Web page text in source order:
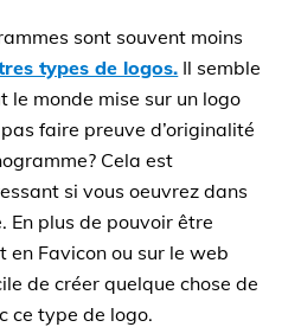
sont souvent moins
types de logos. Il semble
le monde mise sur un logo
faire preuve d’originalité
Cela est
si vous oeuvrez dans
En plus de pouvoir être
en Favicon ou sur le web
de créer quelque chose de
ce type de logo.